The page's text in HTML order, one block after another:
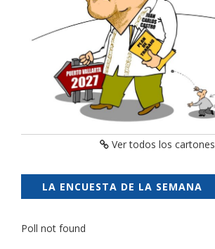
Ver todos los cartones
LA ENCUESTA DE LA SEMANA
Poll not found